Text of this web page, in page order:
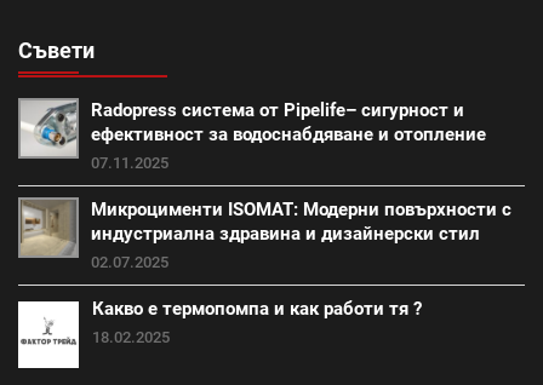
Промоция работни инструменти и помощни средства
(28)
външна изолация (18) фибран (23)
Класик (15) Покривна система Тондах (22)
Промоция вата (20)
Итонг размери (18) Винеам (13)
Промоция електроматериали (1)
Съвети
Radopress система от Pipelife– сигурност и
ефективност за водоснабдяване и отопление
07.11.2025
Микроцименти ISOMAT: Модерни повърхности с
индустриална здравина и дизайнерски стил
02.07.2025
Какво е термопомпа и как работи тя ?
18.02.2025